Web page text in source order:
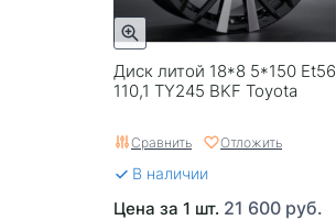
Диск литой 18*8 5*150 Et56
110,1 TY245 BKF Toyota
Сравнить Отложить
В наличии
Цена за 1 шт. 21 600 руб.